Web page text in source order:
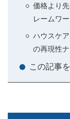
価格より
レームワ
ハウスケ
の再現性
この記事